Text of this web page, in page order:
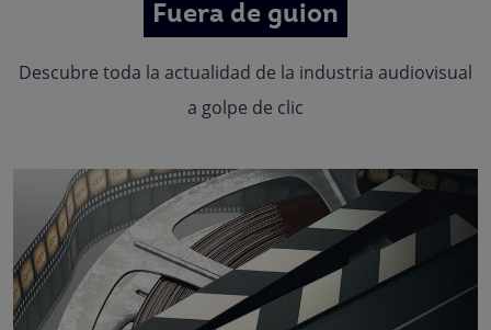
Fuera de guion
Descubre toda la actualidad de la industria audiovisual
a golpe de clic